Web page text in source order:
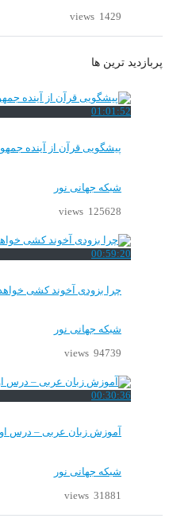
1429 views
پربازدید ترین ها
01:01:52
پیشگویی قرآن از آینده
شبکه جهانی نور
125628 views
00:59:20
چرا بزودی آخوند کشی
شبکه جهانی نور
94739 views
00:30:36
آموزش زبان عربی – درس
شبکه جهانی نور
31881 views